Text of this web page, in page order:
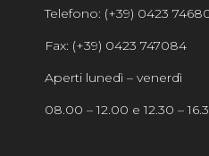
Telefono: (+39) 0423
Fax: (+39) 0423 747084
Aperti lunedì – venerdì
08.00 – 12.00 e 12.30 –